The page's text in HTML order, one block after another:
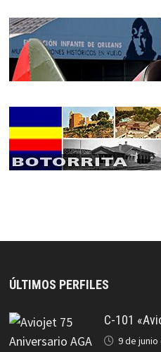
ÚLTIMOS PERFILES
C-101
9 de junio